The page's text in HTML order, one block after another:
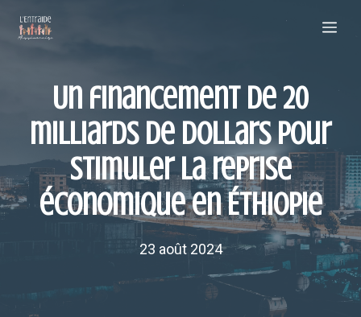
Un financement de 20
milliards de dollars pour
stimuler la reprise
économique en Éthiopie
23 août 2024